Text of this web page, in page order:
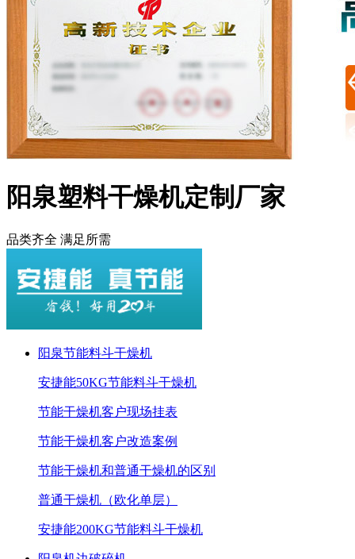
阳泉塑料干燥机定制厂家
品类齐全 满足所需
阳泉节能料斗干燥机
安捷能50KG节能料斗干燥机
节能干燥机客户现场挂表
节能干燥机客户改造案例
节能干燥机和普通干燥机的区别
普通干燥机（欧化单层）
安捷能200KG节能料斗干燥机